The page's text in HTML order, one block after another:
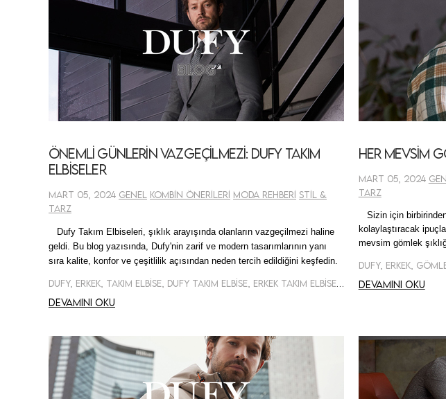
Önemli Günlerin Vazgeçilmezi: Dufy Takım
Elbiseler
Mart 05, 2024 Genel Kombin Önerileri Moda Rehberi Stil &
Tarz
Dufy Takım Elbiseleri, şıklık arayışında olanların vazgeçilmezi haline
geldi. Bu blog yazısında, Dufy'nin zarif ve modern tasarımlarının yanı
sıra kalite, konfor ve çeşitlilik açısından neden tercih edildiğini keşfedin.
Devamını oku
Her Mevsim
Mart 05, 2024
Tarz
Sizin için
kolaylaştıracak
mevsim gömlek
Devamını oku